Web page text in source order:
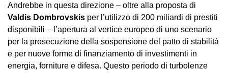
Andrebbe in questa direzione – oltre alla proposta di
Valdis Dombrovskis per l’utilizzo di 200 miliardi di prestiti
disponibili – l’apertura al vertice europeo di uno scenario
per la prosecuzione della sospensione del patto di stabilità
e per nuove forme di finanziamento di investimenti in
energia, forniture e difesa. Questo periodo di turbolenze